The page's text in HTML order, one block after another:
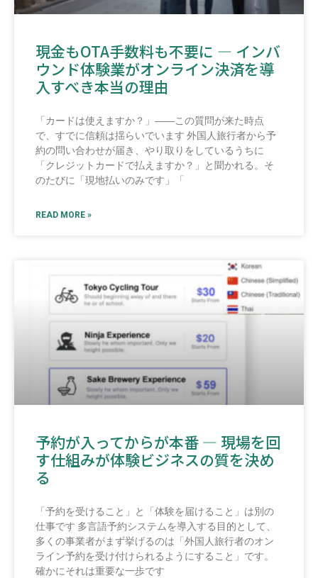
現金もOTA手数料も不要に ― インバ
ウンド体験業がオンライン決済を導
入すべき本当の理由
「カードは使えますか？」――この質問が来た時点
で、すでに信頼は揺らいでいます 外国人旅行者から予
約の問い合わせが届き、やり取りをしているうちに
「クレジットカードで払えますか？」と聞かれる。そ
のたびに「現地払いのみです」「
READ MORE »
予約が入ってからが本番 ― 現場を回
す仕組みが体験ビジネスの質を決め
る
「予約を受けること」と「体験を届けること」は別の
仕事です 多言語予約システムを導入する目的として、
多くの事業者がまず挙げるのは「外国人旅行者のオン
ライン予約を受け付けられるようにすること」です。
確かにそれは重要な一歩です